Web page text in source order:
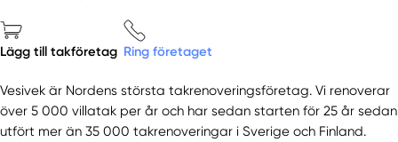
Lägg till takföretag Ring företaget
Vesivek är Nordens största takrenoveringsföretag. Vi renoverar
över 5 000 villatak per år och har sedan starten för 25 år sedan
utfört mer än 35 000 takrenoveringar i Sverige och Finland.